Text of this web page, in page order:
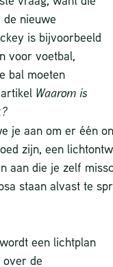
de nieuwe
is bijvoorbeeld
voor voetbal,
bal moeten
Waarom is
je aan om er één
zijn, een
aan die je zelf
staan alvast te
een lichtplan
de